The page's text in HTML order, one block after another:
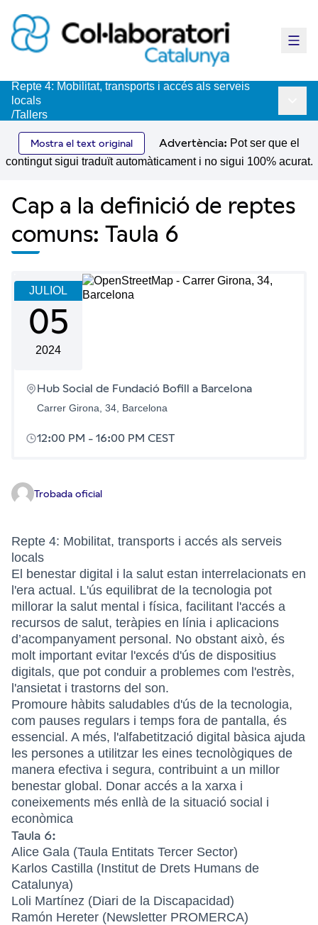
Repte 4: Mobilitat, transports i accés als serveis
locals
/Tallers
Mostra el text original Advertència: Pot ser que el
contingut sigui traduït automàticament i no sigui 100% acurat.
Cap a la definició de reptes
comuns: Taula 6
JULIOL
05
2024
Hub Social de Fundació Bofill a Barcelona
Carrer Girona, 34, Barcelona
12:00 PM - 16:00 PM CEST
Trobada oficial
Repte 4: Mobilitat, transports i accés als serveis
locals
El benestar digital i la salut estan interrelacionats en
l'era actual. L'ús equilibrat de la tecnologia pot
millorar la salut mental i física, facilitant l'accés a
recursos de salut, teràpies en línia i aplicacions
d’acompanyament personal. No obstant això, és
molt important evitar l'excés d'ús de dispositius
digitals, que pot conduir a problemes com l'estrès,
l'ansietat i trastorns del son.
Promoure hàbits saludables d'ús de la tecnologia,
com pauses regulars i temps fora de pantalla, és
essencial. A més, l'alfabetització digital bàsica ajuda
les persones a utilitzar les eines tecnològiques de
manera efectiva i segura, contribuint a un millor
benestar global. Donar accés a la xarxa i
coneixements més enllà de la situació social i
econòmica
Taula 6:
Alice Gala (Taula Entitats Tercer Sector)
Karlos Castilla (Institut de Drets Humans de
Catalunya)
Loli Martínez (Diari de la Discapacidad)
Ramón Hereter (Newsletter PROMERCA)